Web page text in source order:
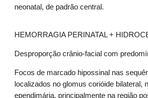
neonatal, de padrão central.
HEMORRAGIA PERINATAL +
Desproporção crânio-facial com
Focos de marcado hipossinal nas
localizados no glomus corióide bilateral,
ependimária, principalmente na região